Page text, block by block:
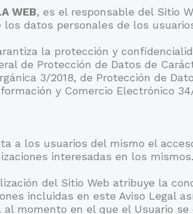
WEB, es el responsable del Sitio
los datos personales de los
la protección y
de Protección de Datos de
3/2018, de Protección de
y Comercio Electrónico
a los usuarios del mismo el
interesadas en los mismos.
del Sitio Web atribuye la
incluidas en este Aviso Legal
momento en el que el Usuario